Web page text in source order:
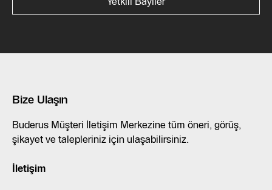
Bize Ulaşın
Buderus Müşteri İletişim Merkezine tüm öneri, görüş,
şikayet ve talepleriniz için ulaşabilirsiniz.
İletişim